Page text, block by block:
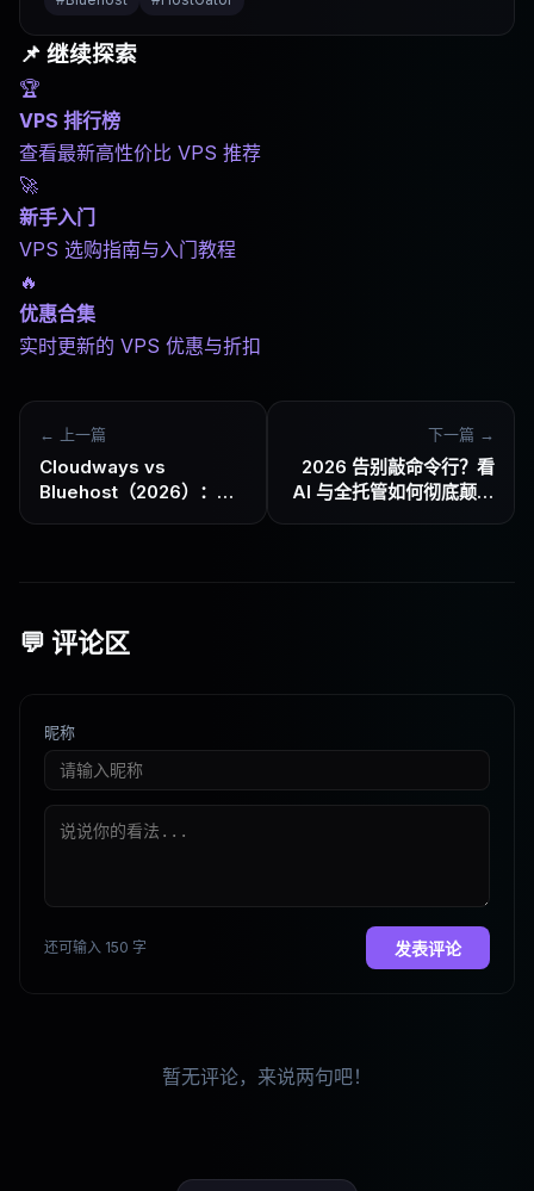
📌 继续探索
🏆
VPS 排行榜
查看最新高性价比 VPS 推荐
🚀
新手入门
VPS 选购指南与入门教程
🔥
优惠合集
实时更新的 VPS 优惠与折扣
← 上一篇
Cloudways vs
Bluehost（2026）：云
下一篇 →
2026 告别敲命令行？看
AI 与全托管如何彻底颠覆
💬 评论区
昵称
还可输入 150 字 发表评论
暂无评论，来说两句吧！